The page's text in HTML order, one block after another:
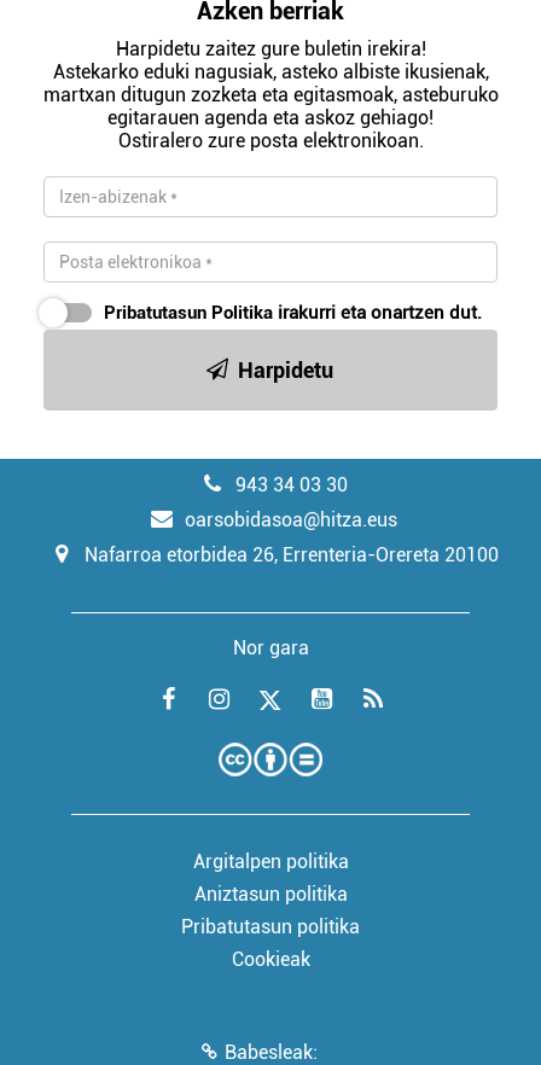
Azken berriak
Harpidetu zaitez gure buletin irekira!
Astekarko eduki nagusiak, asteko albiste ikusienak,
martxan ditugun zozketa eta egitasmoak, asteburuko
egitarauen agenda eta askoz gehiago!
Ostiralero zure posta elektronikoan.
Pribatutasun Politika irakurri eta onartzen dut.
Harpidetu
943 34 03 30
oarsobidasoa@hitza.eus
Nafarroa etorbidea 26, Errenteria-Orereta 20100
Nor gara
Argitalpen politika
Aniztasun politika
Pribatutasun politika
Cookieak
Babesleak: